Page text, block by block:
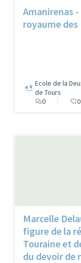
Amanirenas
royaume des
Ecole de la
de Tours
0
0
Marcelle
figure de la
Touraine et
du devoir de